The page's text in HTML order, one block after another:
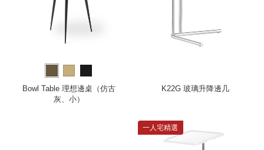
Bowl Table 理想邊桌（仿古
灰、小）
K22G 玻璃升降邊几
一人宅精選